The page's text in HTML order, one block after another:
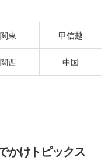
関東 甲信越
関西 中国
かけトピックス